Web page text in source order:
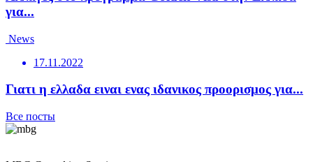
για...
News
17.11.2022
Γιατι η ελλαδα ειναι ενας ιδανικος προορισμος για...
Все посты